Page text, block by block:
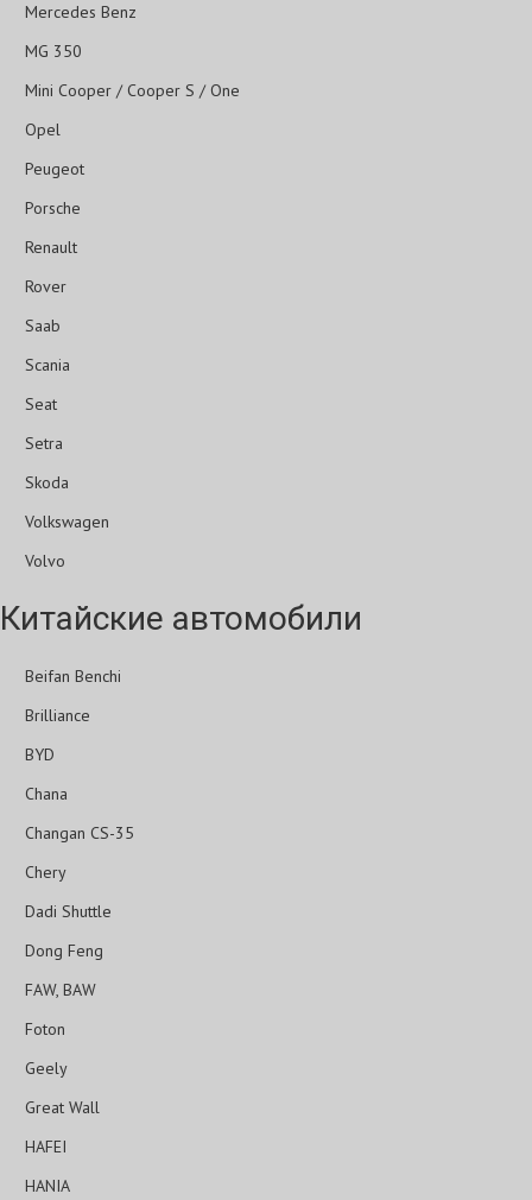
Mercedes Benz
MG 350
Mini Cooper / Cooper S / One
Opel
Peugeot
Porsche
Renault
Rover
Saab
Scania
Seat
Setra
Skoda
Volkswagen
Volvo
Китайские автомобили
Beifan Benchi
Brilliance
BYD
Chana
Changan CS-35
Chery
Dadi Shuttle
Dong Feng
FAW, BAW
Foton
Geely
Great Wall
HAFEI
HANIA